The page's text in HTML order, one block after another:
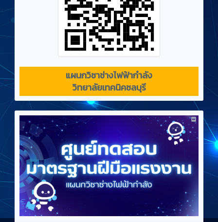
แผนกวิชาช่างไฟฟ้ากำลัง
วิทยาลัยเทคนิคชลบุรี